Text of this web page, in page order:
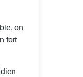
on
fort